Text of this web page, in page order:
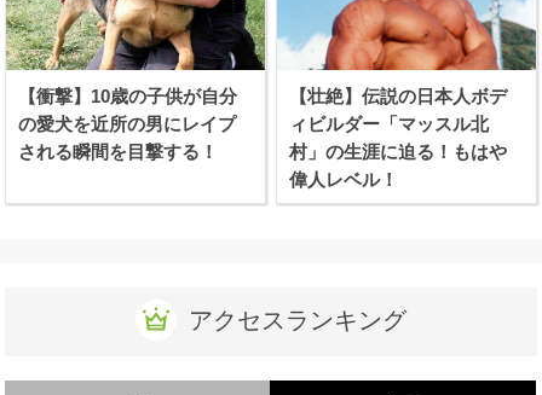
【衝撃】10歳の子供が自分
の愛犬を近所の男にレイプ
される瞬間を目撃する！
【壮絶】伝説の日本人ボデ
ィビルダー「マッスル北
村」の生涯に迫る！もはや
偉人レベル！
アクセスランキング